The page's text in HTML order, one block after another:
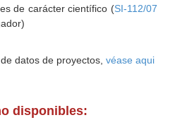
de carácter científico (SI-112/07
datos de proyectos, véase aqui
disponibles: